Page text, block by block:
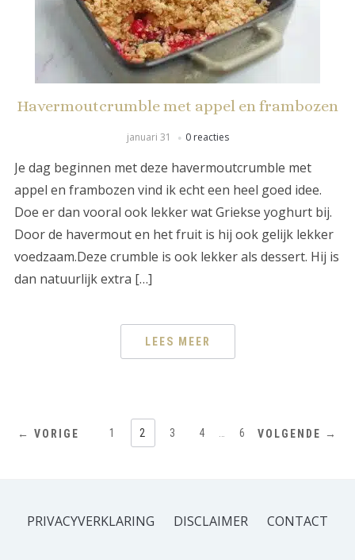
Havermoutcrumble met appel en frambozen
januari 31 0 reacties
Je dag beginnen met deze havermoutcrumble met
appel en frambozen vind ik echt een heel goed idee.
Doe er dan vooral ook lekker wat Griekse yoghurt bij.
Door de havermout en het fruit is hij ook gelijk lekker
voedzaam.Deze crumble is ook lekker als dessert. Hij is
dan natuurlijk extra […]
LEES MEER
← VORIGE 1 2 3 4 … 6 VOLGENDE →
PRIVACYVERKLARING DISCLAIMER CONTACT